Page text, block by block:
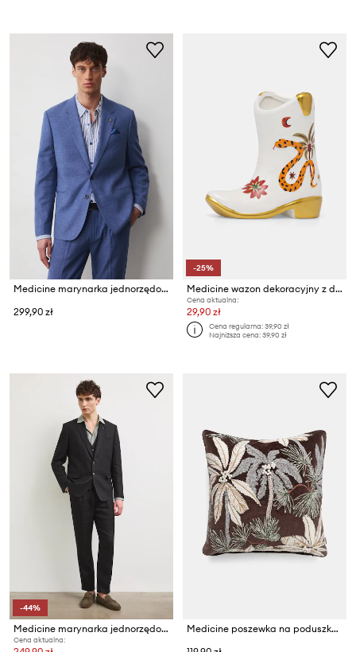
Medicine marynarka jednorzędowa męska z lnem
299,90 zł
-25%
Medicine wazon dekoracyjny z dolomitu
Cena aktualna:
29,90 zł
Cena regularna:39,90 zł
Najniższa cena:39,90 zł
-44%
Medicine marynarka jednorzędowa męska lniana
Cena aktualna:
Medicine poszewka na poduszkę ozdobna bawełniana